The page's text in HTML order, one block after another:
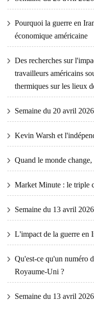
Pourquoi la guerre en
économique américaine
Des recherches sur
travailleurs américains
thermiques sur les lieux
Semaine du 20 avril 2026
Kevin Warsh et
Quand le monde
Market Minute : le triple
Semaine du 13 avril 2026
L'impact de la guerre en
Qu'est-ce qu'un numéro
Royaume-Uni ?
Semaine du 13 avril 2026